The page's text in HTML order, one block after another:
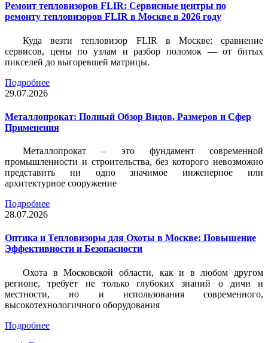
Ремонт тепловизоров FLIR: Сервисные центры по
ремонту тепловизоров FLIR в Москве в 2026 году
Куда везти тепловизор FLIR в Москве: сравнение
сервисов, цены по узлам и разбор поломок — от битых
пикселей до выгоревшей матрицы.
Подробнее
29.07.2026
Металлопрокат: Полный Обзор Видов, Размеров и Сфер
Применения
Металлопрокат – это фундамент современной
промышленности и строительства, без которого невозможно
представить ни одно значимое инженерное или
архитектурное сооружение
Подробнее
28.07.2026
Оптика и Тепловизоры для Охоты в Москве: Повышение
Эффективности и Безопасности
Охота в Московской области, как и в любом другом
регионе, требует не только глубоких знаний о дичи и
местности, но и использования современного,
высокотехнологичного оборудования
Подробнее